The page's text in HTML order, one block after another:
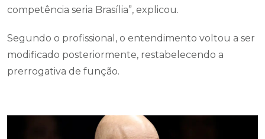
competência seria Brasília”, explicou.
Segundo o profissional, o entendimento voltou a ser
modificado posteriormente, restabelecendo a
prerrogativa de função.